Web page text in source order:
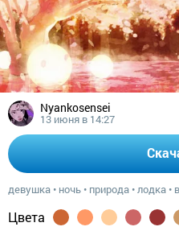
Nyankosensei
13 июня в 14:27
девушка • ночь • природа •лодка •
Цвета